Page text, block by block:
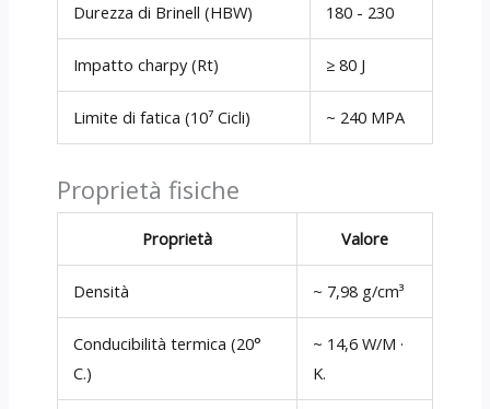
Durezza di Brinell (HBW) 180 - 230
Impatto charpy (Rt) ≥ 80 J
Limite di fatica (10⁷ Cicli) ~ 240 MPA
Proprietà fisiche
Proprietà Valore
Densità ~ 7,98 g/cm³
Conducibilità termica (20°
C.)
~ 14,6 W/M ·
K.